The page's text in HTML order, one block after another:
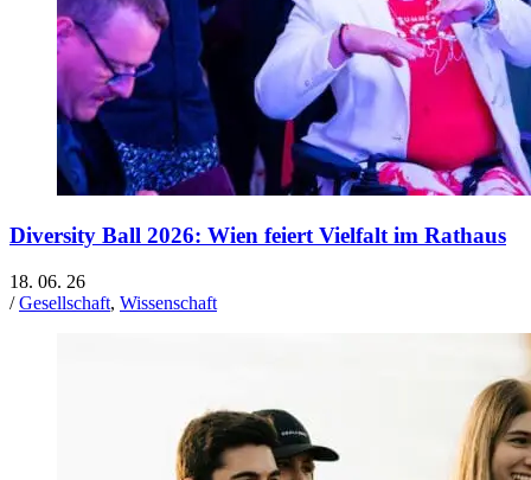
Diversity Ball 2026: Wien feiert Vielfalt im Rathaus
18. 06. 26
/Gesellschaft, Wissenschaft